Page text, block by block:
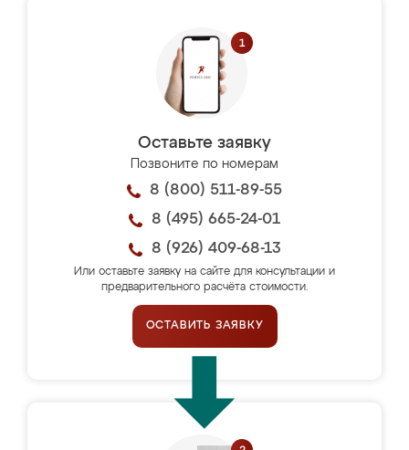
Оставьте заявку
Позвоните по номерам
8 (800) 511-89-55
8 (495) 665-24-01
8 (926) 409-68-13
Или оставьте заявку на сайте для консультации и
предварительного расчёта стоимости.
ОСТАВИТЬ ЗАЯВКУ